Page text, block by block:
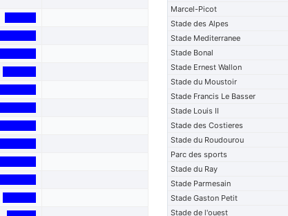
Marcel-Picot
Stade des Alpes
Stade Mediterranee
Stade Bonal
Stade Ernest Wallon
Stade du Moustoir
Stade Francis Le Basser
Stade Louis II
Stade des Costieres
Stade du Roudourou
Parc des sports
Stade du Ray
Stade Parmesain
Stade Gaston Petit
Stade de l'ouest